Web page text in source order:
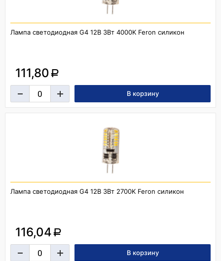
Лампа светодиодная G4 12В 3Вт 4000K Feron силикон
111,80 a
Лампа светодиодная G4 12В 3Вт 2700K Feron силикон
116,04 a